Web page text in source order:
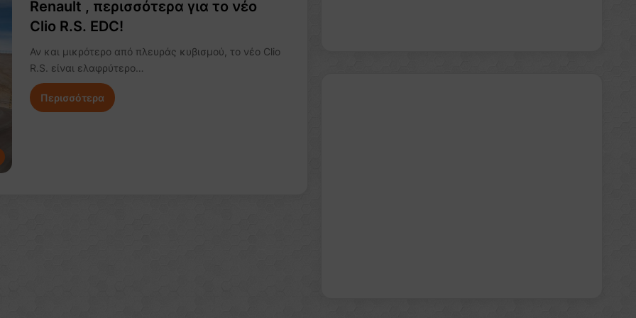
Renault , περισσότερα για το νέο
Clio R.S. EDC!
Αν και μικρότερο από πλευράς κυβισμού, το νέο Clio
R.S. είναι ελαφρύτερο…
Περισσότερα